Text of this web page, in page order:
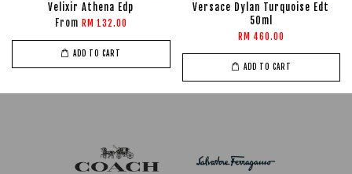
Velixir Athena Edp
From RM 132.00
ADD TO CART
Versace Dylan Turquoise Edt
50ml
RM 460.00
ADD TO CART